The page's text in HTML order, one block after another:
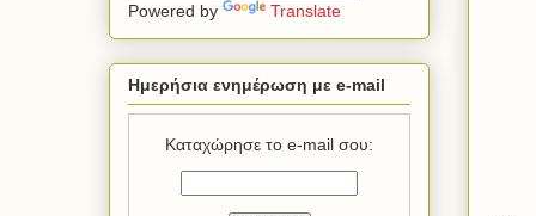
Powered by Translate
Ημερήσια ενημέρωση με e-mail
Καταχώρησε το e-mail σου: